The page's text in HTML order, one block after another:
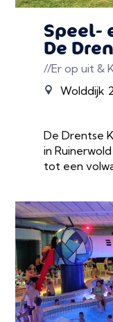
Speel-
De
//Er op uit &
Wolddijk
De Drentse
in
tot een